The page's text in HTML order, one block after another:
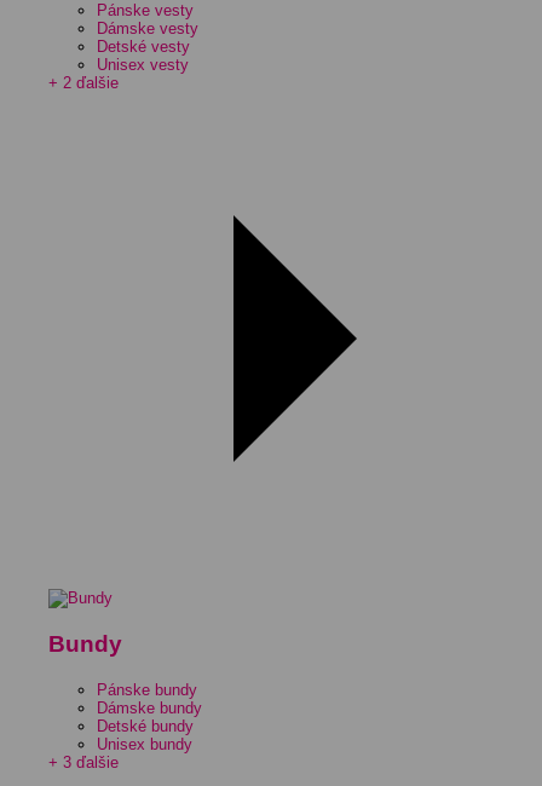
Pánske vesty
Dámske vesty
Detské vesty
Unisex vesty
+ 2 ďalšie
Bundy
Pánske bundy
Dámske bundy
Detské bundy
Unisex bundy
+ 3 ďalšie